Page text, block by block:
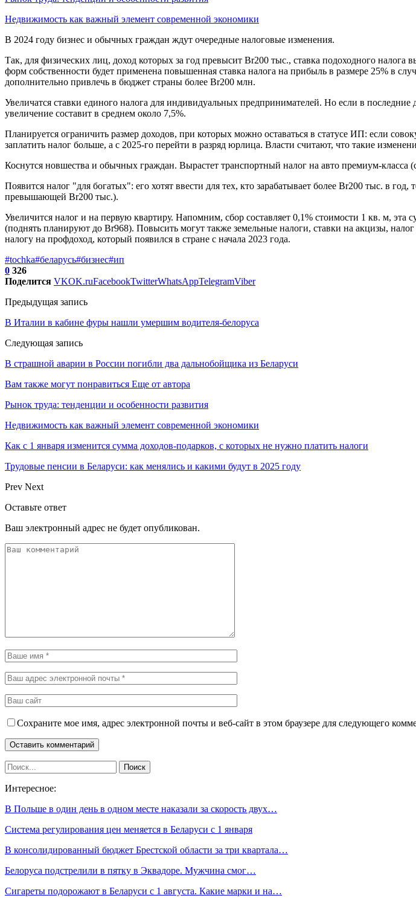
Недвижимость как важный элемент современной экономики
В 2024 году бизнес и обычных граждан ждут очередные налоговые изменения.
Так, для физических лиц, доход которых за год превысит Br200 тыс., ставка подоходного
форм собственности будет применена повышенная ставка налога на прибыль в размере 25% в
дополнительно привлечь в бюджет страны более Br200 млн.
Увеличатся ставки единого налога для индивидуальных предпринимателей. Но если в
увеличение составит в среднем около 7,5%.
Планируется ограничить размер доходов, при которых можно оставаться в статусе ИП: если
заплатить налог больше, а с 2025-го перейти в разряд юрлица. Власти считают, что такие
Коснутся новшества и обычных граждан. Вырастет транспортный налог на авто премиум-класса
Появится налог "для богатых": его хотят ввести для тех, кто зарабатывает более Br200 тыс. в
превышающей Br200 тыс.).
Увеличится налог и на первую квартиру. Напомним, сбор составляет 0,1% стоимости 1 кв. м,
(поднять планируют до Br968). Повысить могут также земельные налоги, ставки на акцизы,
налогу на профдоход, который появился в стране с начала 2023 года.
#tochka#беларусь#бизнес#ип
0 326
Поделится VKOK.ruFacebookTwitterWhatsAppTelegramViber
Предыдущая запись
В Италии в кабине фуры нашли умершим водителя-белоруса
Следующая запись
В страшной аварии в России погибли два дальнобойщика из Беларуси
Вам также могут понравиться Еще от автора
Рынок труда: тенденции и особенности развития
Недвижимость как важный элемент современной экономики
Как с 1 января изменится сумма доходов-подарков, с которых не нужно платить налоги
Трудовые пенсии в Беларуси: как менялись и какими будут в 2025 году
Prev Next
Оставьте ответ
Ваш электронный адрес не будет опубликован.
Сохраните мое имя, адрес электронной почты и веб-сайт в этом браузере для следующего
Интересное:
В Польше в один день в одном месте наказали за скорость двух…
Система регулирования цен меняется в Беларуси с 1 января
В консолидированный бюджет Брестской области за три квартала…
Белоруса подстрелили в пятку в Эквадоре. Мужчина смог…
Сигареты подорожают в Беларуси с 1 августа. Какие марки и на…